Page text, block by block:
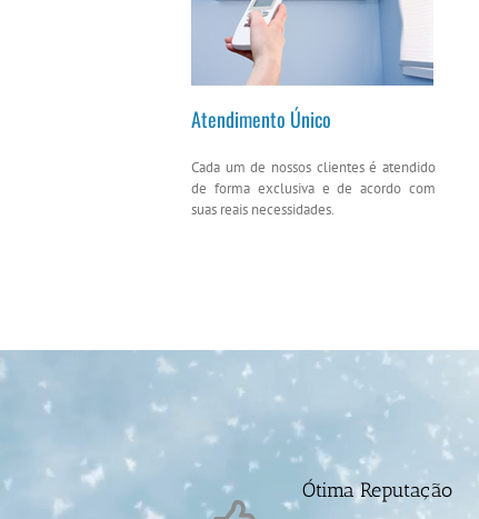
Atendimento Único
Cada um de nossos clientes é atendido
de forma exclusiva e de acordo com
suas reais necessidades.
Ótima Reputação